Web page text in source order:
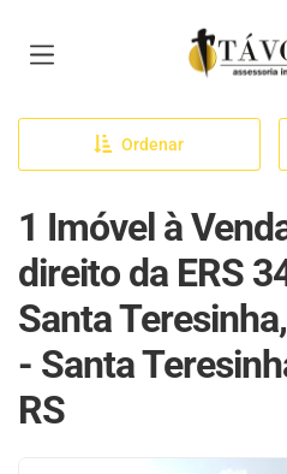
Página
Ordenar
1 Imóvel à
direito da ERS
Santa
- Santa
RS